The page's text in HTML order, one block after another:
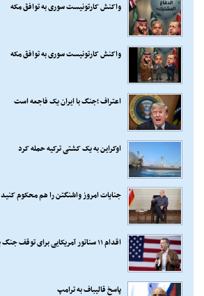
واکنش کارتونیست سوری به توافق مکه
واکنش کارتونیست سوری به توافق مکه
اعتراف ؛جنگ با ایران یک فاجعه است
اوکراین به یک کشتی ترکیه حمله کرد
جنایات امروز واشنگتن را هم محکوم کنید
اقدام ۱۱ سناتور آمریکایی برای توقف جنگ با ایران
پاسخ قالیباف به ترامپ